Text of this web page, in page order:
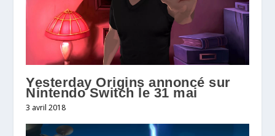
Yesterday Origins annoncé sur
Nintendo Switch le 31 mai
3 avril 2018